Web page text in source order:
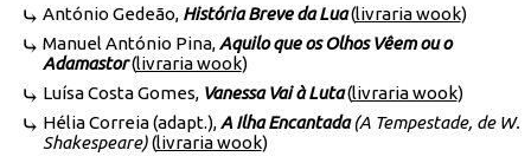
António Gedeão, História Breve da Lua(livraria wook)
Manuel António Pina,Aquilo que os Olhos Vêem ou o
Adamastor(livraria wook)
Luísa Costa Gomes, Vanessa Vai à Luta(livraria wook)
Hélia Correia (adapt.),A Ilha Encantada (A Tempestade, de W.
Shakespeare)(livraria wook)